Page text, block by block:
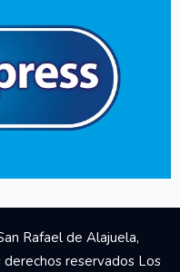
Rafael de Alajuela,
reservados Los